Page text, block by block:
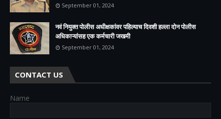
September 01, 2024
नवं नियुक्त पोलीस अधीक्षकांवर पहिल्याच दिवशी हल्ला दोन पोलीस
अधिकाऱ्यांसह एक कर्मचारी जखमी
September 01, 2024
CONTACT US
Name